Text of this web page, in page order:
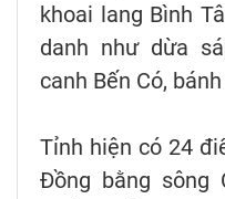
khoai lang Bình
danh như dừa
canh Bến Có,
Tỉnh hiện có 24
Đồng bằng sông